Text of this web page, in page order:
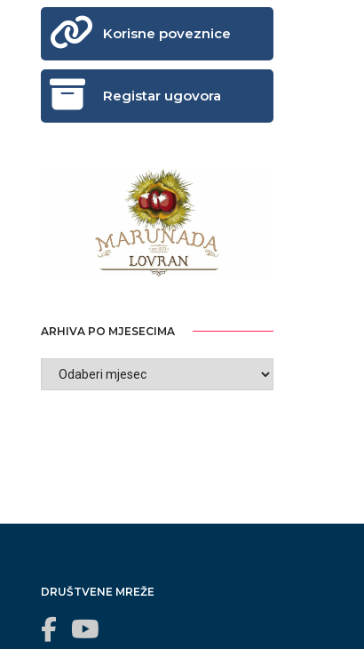
Korisne poveznice
Registar ugovora
ARHIVA PO MJESECIMA
ARHIVA
PO
DRUŠTVENE MREŽE